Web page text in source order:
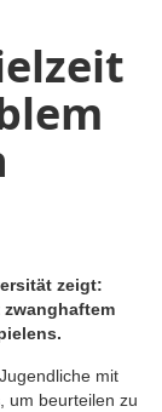
zeigt:
mit
um beurteilen zu